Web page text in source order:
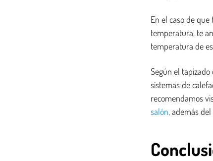
En el caso de
temperatura, te
temperatura de
Según el
sistemas de
recomendamos
salón, además